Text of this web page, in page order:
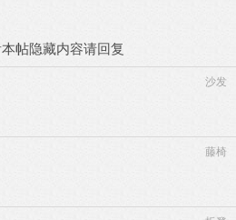
帖隐藏内容请回复
沙发
藤椅